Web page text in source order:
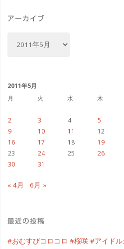
ー
アーカイブ
ブ
2011年5月
月
火 水 木
2
3 4 5
9
10 11 12
16
17 18 19
23
24 25 26
30
31
« 4月 6月 »
最近の投稿
#おむすびコロコロ #桜咲 #アイド